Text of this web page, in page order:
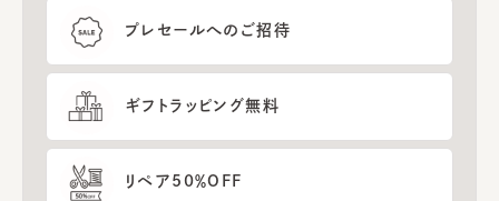
プレセールへのご招待
ギフトラッピング無料
リペア50％OFF